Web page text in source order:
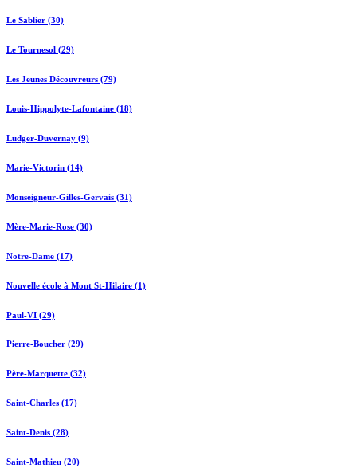
Le Sablier (30)
Le Tournesol (29)
Les Jeunes Découvreurs (79)
Louis-Hippolyte-Lafontaine (18)
Ludger-Duvernay (9)
Marie-Victorin (14)
Monseigneur-Gilles-Gervais (31)
Mère-Marie-Rose (30)
Notre-Dame (17)
Nouvelle école à Mont St-Hilaire (1)
Paul-VI (29)
Pierre-Boucher (29)
Père-Marquette (32)
Saint-Charles (17)
Saint-Denis (28)
Saint-Mathieu (20)